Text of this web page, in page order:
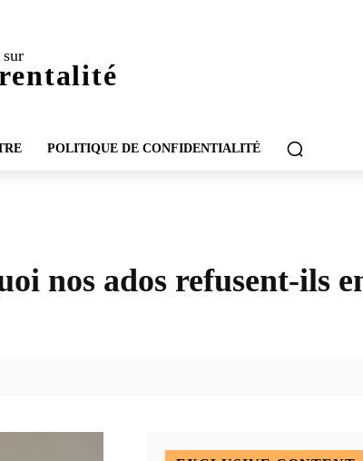
POLITIQUE DE CONFIDENTIALITÉ
nos ados refusent-ils